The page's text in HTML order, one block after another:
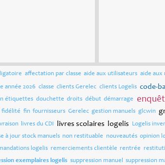
affectation par classe aide aux utilisateurs aide aux
année 2026 classe clients Gerelec clients Logelis code-
étiquettes douchette droits début démarrage
fidélité fin fournisseurs Gerelec gestion manuels glcwin
livres du CDI livres scolaires logelis Logelis
à jour stock manuels non restituable nouveautés opinion
logelis remerciements clientèle rentrée
exemplaires logelis suppression manuel suppression